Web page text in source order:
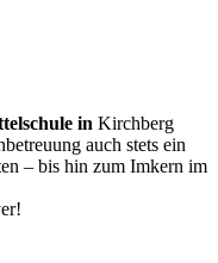
in Kirchberg
auch stets ein
– bis hin zum Imkern im